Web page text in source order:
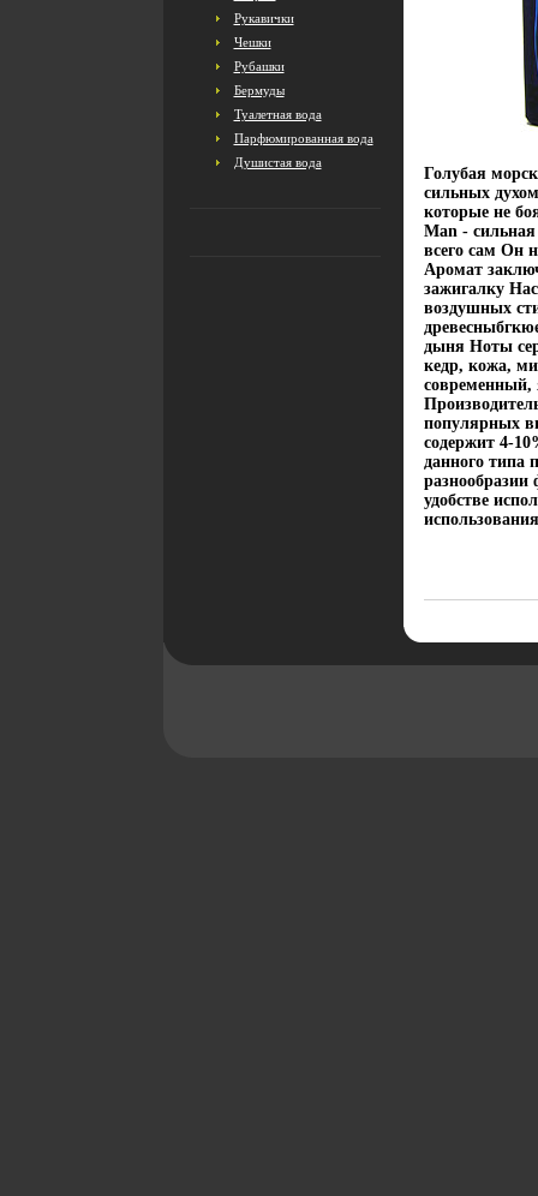
Рукавички
Чешки
Рубашки
Бермуды
Туалетная вода
Парфюмированная вода
Душистая вода
Голубая
сильных
которые не
Man -
всего сам Он
Аромат
зажигалку
воздушных
дыня Ноты
кедр, кожа,
популярных
содержит 4-
данного типа
удобстве